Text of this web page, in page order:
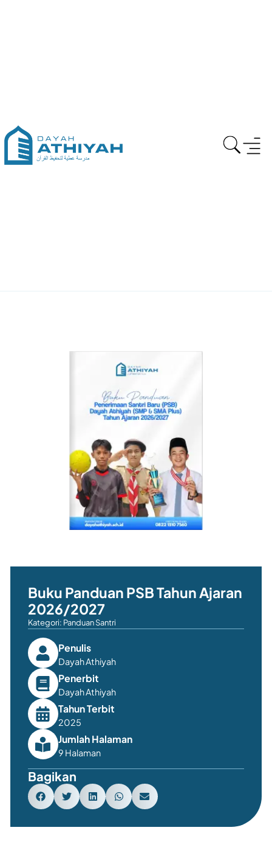
Buku Panduan PSB Tahun Ajaran
2026/2027
Kategori: Panduan Santri
Penulis
Dayah Athiyah
Penerbit
Dayah Athiyah
Tahun Terbit
2025
Jumlah Halaman
9 Halaman
Bagikan